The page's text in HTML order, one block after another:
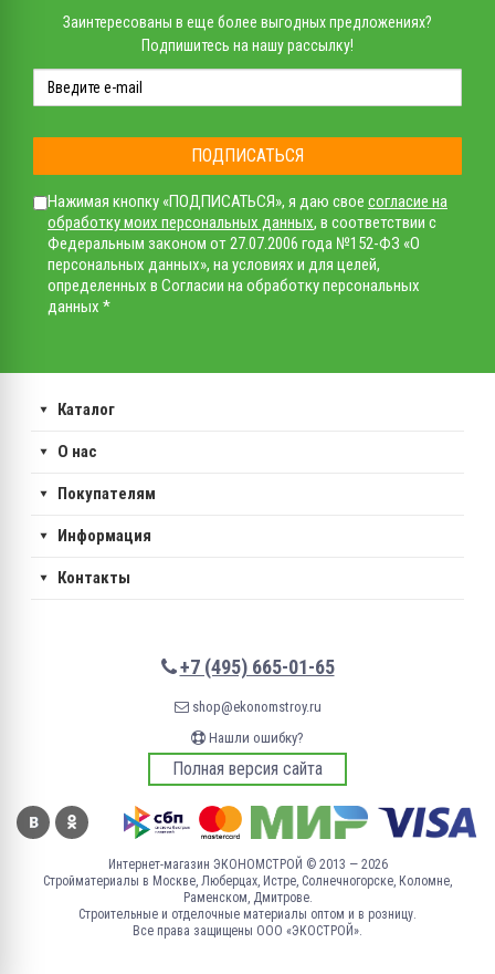
Заинтересованы в еще более выгодных предложениях?
Подпишитесь на нашу рассылку!
ПОДПИСАТЬСЯ
Нажимая кнопку «ПОДПИСАТЬСЯ», я даю свое согласие на
обработку моих персональных данных, в соответствии с
Федеральным законом от 27.07.2006 года №152-ФЗ «О
персональных данных», на условиях и для целей,
определенных в Согласии на обработку персональных
данных *
Каталог
О нас
Покупателям
Информация
Контакты
+7 (495) 665-01-65
shop@ekonomstroy.ru
Нашли ошибку?
Полная версия сайта
Интернет-магазин ЭКОНОМСТРОЙ © 2013 — 2026
Стройматериалы в Москве, Люберцах, Истре, Солнечногорске, Коломне,
Раменском, Дмитрове.
Строительные и отделочные материалы оптом и в розницу.
Все права защищены ООО «ЭКОСТРОЙ».